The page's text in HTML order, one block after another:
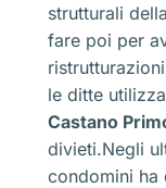
strutturali
fare poi per
le ditte
Castano
divieti.Negli
condomini ha